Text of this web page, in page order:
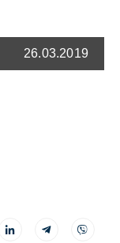
26.03.2019